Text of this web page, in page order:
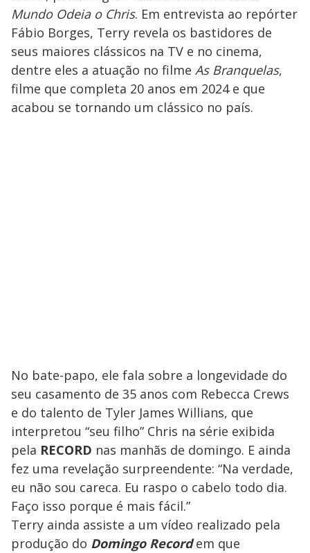
Mundo Odeia o Chris. Em entrevista ao repórter
Fábio Borges, Terry revela os bastidores de
seus maiores clássicos na TV e no cinema,
dentre eles a atuação no filme As Branquelas,
filme que completa 20 anos em 2024 e que
acabou se tornando um clássico no país.
No bate-papo, ele fala sobre a longevidade do
seu casamento de 35 anos com Rebecca Crews
e do talento de Tyler James Willians, que
interpretou “seu filho” Chris na série exibida
pela RECORD nas manhãs de domingo. E ainda
fez uma revelação surpreendente: “Na verdade,
eu não sou careca. Eu raspo o cabelo todo dia.
Faço isso porque é mais fácil.”
Terry ainda assiste a um vídeo realizado pela
produção do Domingo Record em que